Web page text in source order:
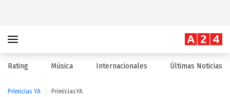
Rating Música Internacionales Últimas Noticias
Primicias YA PrimiciasYA